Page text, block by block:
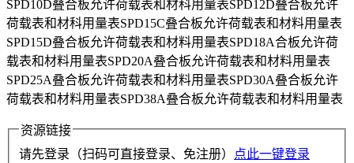
SPD10D叠合板允许荷载表和材科用量表SPD12D叠合板允许
荷载表和材科用量表SPD15C叠合板允许荷载表和材料用量表
SPD15D叠合板允许荷载表和材料用量表SPD18A合板允许荷
载表和材料用量表SPD20A叠合板允许荷载表和材料用量表
SPD25A叠合板允许荷载表和材料用量表SPD30A叠合板允许
荷载表和材料用量表SPD38A叠合板允许荷载表和材料用量表
资源链接
请先登录（扫码可直接登录、免注册）
点此一键登录